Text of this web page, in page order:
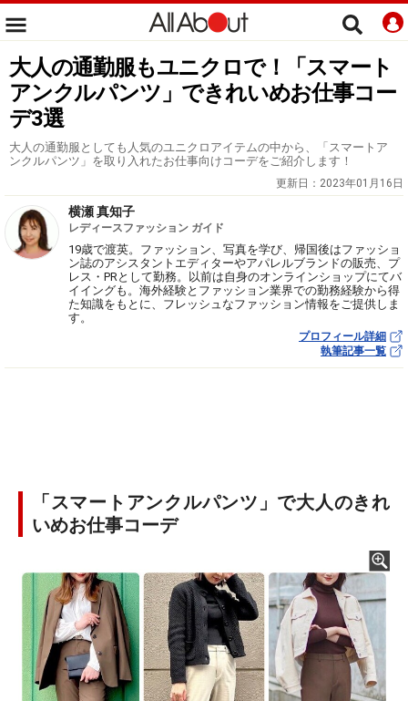
大人の通勤服もユニクロで！「スマート
アンクルパンツ」できれいめお仕事コー
デ3選
大人の通勤服としても人気のユニクロアイテムの中から、「スマートア
ンクルパンツ」を取り入れたお仕事向けコーデをご紹介します！
更新日： 2023年01月16日
横瀬 真知子
レディースファッション ガイド
19歳で渡英。ファッション、写真を学び、帰国後はファッショ
ン誌のアシスタントエディターやアパレルブランドの販売、プ
レス・PRとして勤務。以前は自身のオンラインショップにてバ
イイングも。海外経験とファッション業界での勤務経験から得
た知識をもとに、フレッシュなファッション情報をご提供しま
す。
プロフィール詳細
執筆記事一覧
「スマートアンクルパンツ」で大人のきれ
いめお仕事コーデ